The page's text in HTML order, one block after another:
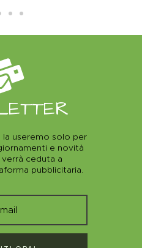
la useremo solo per
e novità
ceduta a
pubblicitaria.